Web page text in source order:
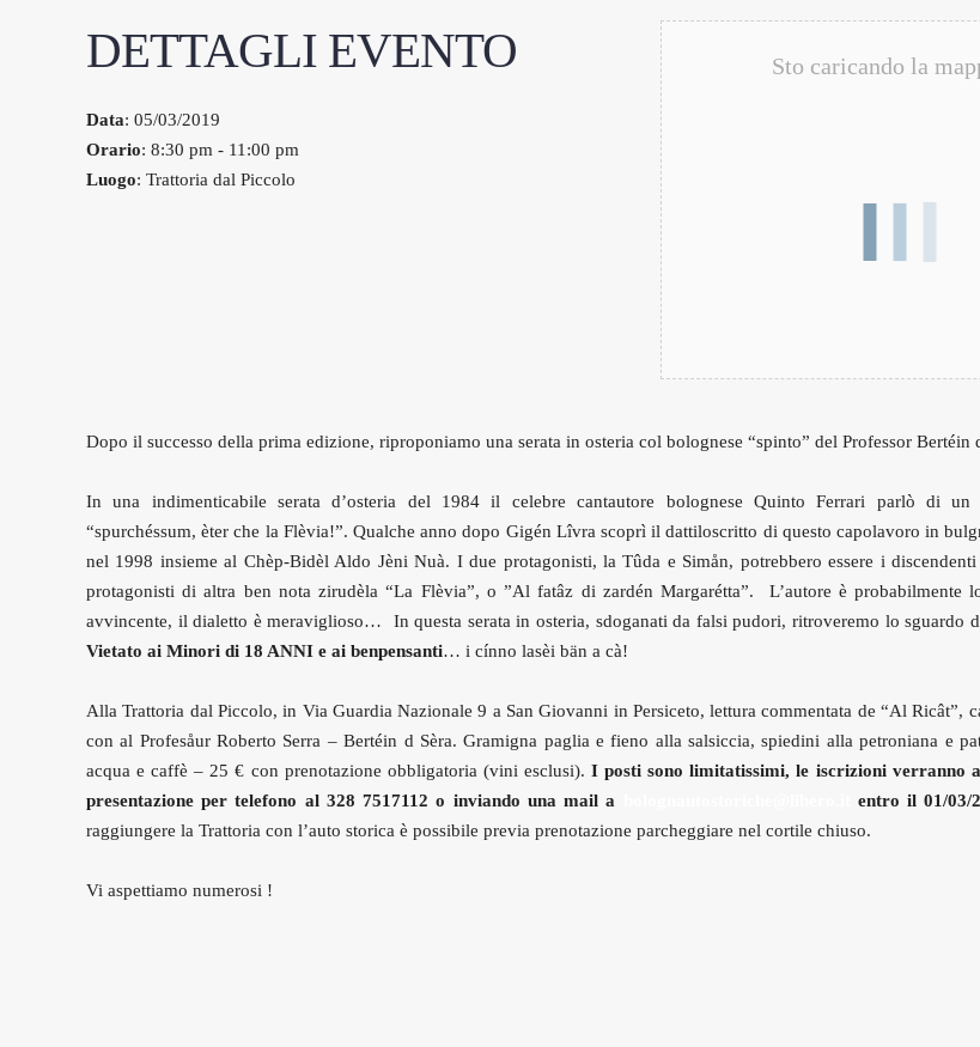
Sto caricando la
DETTAGLI EVENTO
Data: 05/03/2019
Orario: 8:30 pm - 11:00 pm
Luogo: Trattoria dal Piccolo
Dopo il successo della prima edizione, riproponiamo una serata in osteria col bolognese “spinto” del Professor Bertéin
In una indimenticabile serata d’osteria del 1984 il celebre cantautore bolognese Quinto Ferrari parlò di un
“spurchéssum, èter che la Flèvia!”. Qualche anno dopo Gigén Lîvra scoprì il dattiloscritto di questo capolavoro in
nel 1998 insieme al Chèp-Bidèl Aldo Jèni Nuà. I due protagonisti, la Tûda e Simån, potrebbero essere i
protagonisti di altra ben nota zirudèla “La Flèvia”, o ”Al fatâz di zardén Margarétta”. L’autore è probabilmente
avvincente, il dialetto è meraviglioso… In questa serata in osteria, sdoganati da falsi pudori, ritroveremo lo sguardo
Vietato ai Minori di 18 ANNI e ai benpensanti… i cínno lasèi bän a cà!
Alla Trattoria dal Piccolo, in Via Guardia Nazionale 9 a San Giovanni in Persiceto, lettura commentata de “Al Ricât”,
con al Profesåur Roberto Serra – Bertéin d Sèra. Gramigna paglia e fieno alla salsiccia, spiedini alla petroniana e
acqua e caffè – 25 € con prenotazione obbligatoria (vini esclusi).I posti sono limitatissimi, le iscrizioni verranno
presentazione per telefono al 328 7517112 o inviando una mail a
entro il 01/03/
raggiungere la Trattoria con l’auto storica è possibile previa prenotazione parcheggiare nel cortile chiuso.
Vi aspettiamo numerosi !